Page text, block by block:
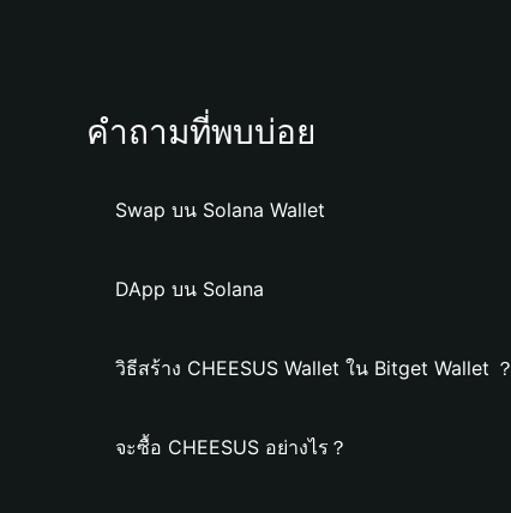
คำถามที่พบบ่อย
Swap บน Solana Wallet
DApp บน Solana
วิธีสร้าง CHEESUS Wallet ใน Bitget Wallet ？
จะซื้อ CHEESUS อย่างไร？